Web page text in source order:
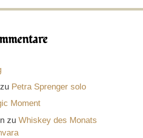
zu Petra Sprenger solo
Moment
zu Whiskey des Monats